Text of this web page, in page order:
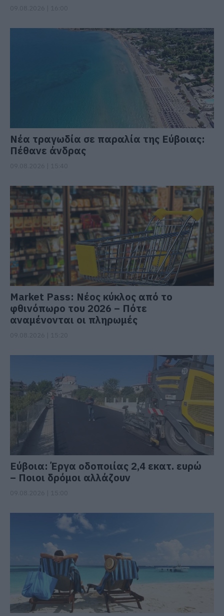
Νέα τραγωδία σε παραλία της Εύβοιας:
Πέθανε άνδρας
Market Pass: Νέος κύκλος από το
φθινόπωρο του 2026 – Πότε
αναμένονται οι πληρωμές
Εύβοια: Έργα οδοποιίας 2,4 εκατ. ευρώ
– Ποιοι δρόμοι αλλάζουν